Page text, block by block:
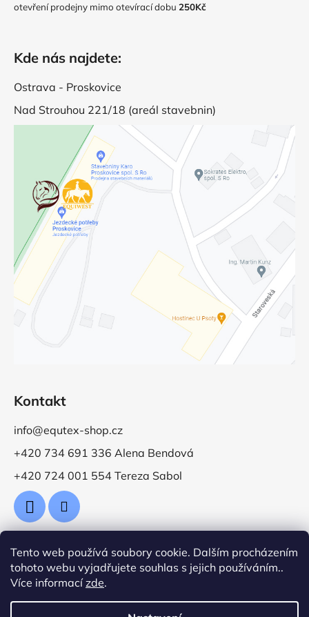
Tento web používá soubory cookie. Dalším procházením
tohoto webu vyjadřujete souhlas s jejich používáním..
Více informacízde.
otevření prodejny mimo otevírací dobu 250Kč
Kde nás najdete:
Ostrava - Proskovice
Nad Strouhou 221/18 (areál stavebnin)
Kontakt
info@equtex-shop.cz
+420 734 691 336 Alena Bendová
+420 724 001 554 Tereza Sabol
Přijímáme online platby